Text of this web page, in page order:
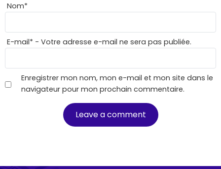
Nom*
E-mail* - Votre adresse e-mail ne sera pas publiée.
Enregistrer mon nom, mon e-mail et mon site dans le
navigateur pour mon prochain commentaire.